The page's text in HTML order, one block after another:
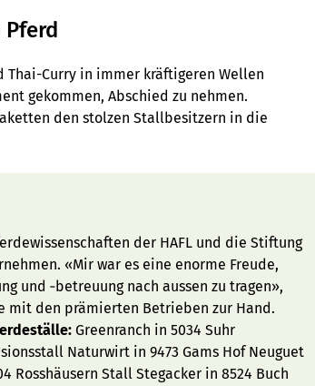
Pferd
Curry in immer kräftigeren Wellen
gekommen, Abschied zu nehmen.
den stolzen Stallbesitzern in die
der HAFL und die Stiftung
«Mir war es eine enorme Freude,
und ‑betreuung nach aussen zu tragen»,
mit den prämierten Betrieben zur Hand.
Greenranch in 5034 Suhr
Naturwirt in 9473 Gams Hof Neuguet
Rosshäusern Stall Stegacker in 8524 Buch